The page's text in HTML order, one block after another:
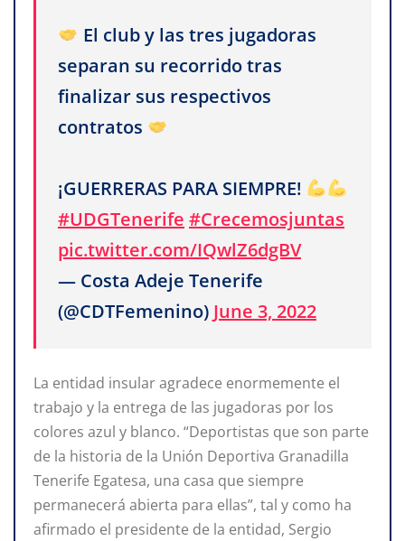
El club y las tres jugadoras
separan su recorrido tras
finalizar sus respectivos
contratos
¡GUERRERAS PARA SIEMPRE!
#UDGTenerife #Crecemosjuntas
pic.twitter.com/IQwlZ6dgBV
— Costa Adeje Tenerife
(@CDTFemenino) June 3, 2022
La entidad insular agradece enormemente el
trabajo y la entrega de las jugadoras por los
colores azul y blanco. “Deportistas que son parte
de la historia de la Unión Deportiva Granadilla
Tenerife Egatesa, una casa que siempre
permanecerá abierta para ellas”, tal y como ha
afirmado el presidente de la entidad, Sergio